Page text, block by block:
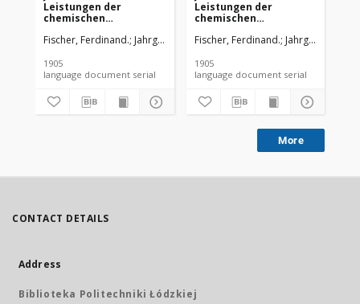
Leistungen der
chemischen
besonderer
Elektrochemie und
Gewerbestatistik für
Fischer, Ferdinand. Jahrgang I bis XXV von R. v. Wagner.
1905
language document serial
Leistungen der
chemischen
besonderer
Elektrochemie und
Gewerbestatistik für
Fischer, Ferdinand. Jahrgang I bis
1905
language document serial
More
CONTACT DETAILS
Address
Biblioteka Politechniki Łódzkiej